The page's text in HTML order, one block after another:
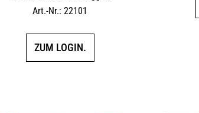
Art.-Nr.: 22101
ZUM LOGIN.